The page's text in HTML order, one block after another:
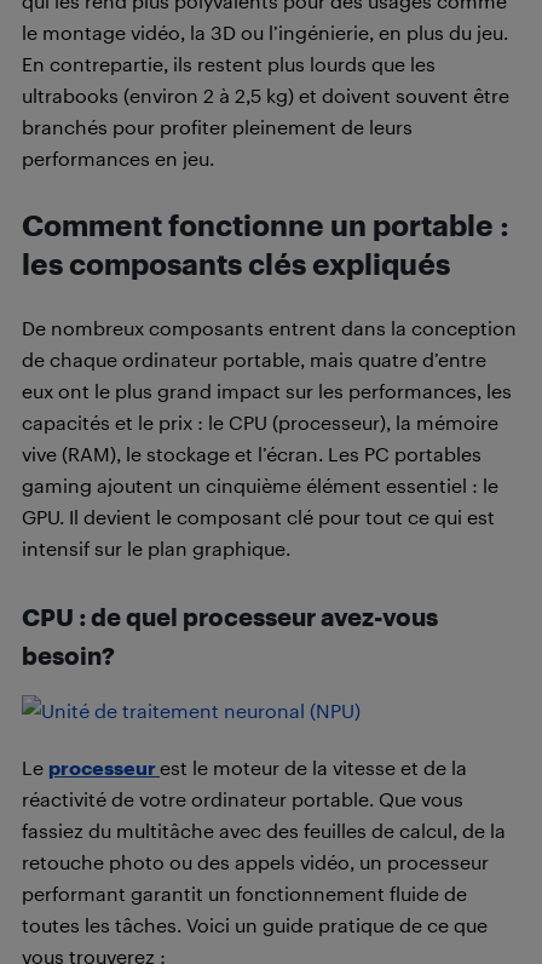
le montage vidéo, la 3D ou l’ingénierie, en plus du jeu.
En contrepartie, ils restent plus lourds que les
ultrabooks (environ 2 à 2,5 kg) et doivent souvent être
branchés pour profiter pleinement de leurs
performances en jeu.
Comment fonctionne un portable :
les composants clés expliqués
De nombreux composants entrent dans la conception
de chaque ordinateur portable, mais quatre d’entre
eux ont le plus grand impact sur les performances, les
capacités et le prix : le CPU (processeur), la mémoire
vive (RAM), le stockage et l’écran. Les PC portables
gaming ajoutent un cinquième élément essentiel : le
GPU. Il devient le composant clé pour tout ce qui est
intensif sur le plan graphique.
CPU : de quel processeur avez-vous
besoin?
Le processeurest le moteur de la vitesse et de la
réactivité de votre ordinateur portable. Que vous
fassiez du multitâche avec des feuilles de calcul, de la
retouche photo ou des appels vidéo, un processeur
performant garantit un fonctionnement fluide de
toutes les tâches. Voici un guide pratique de ce que
vous trouverez :